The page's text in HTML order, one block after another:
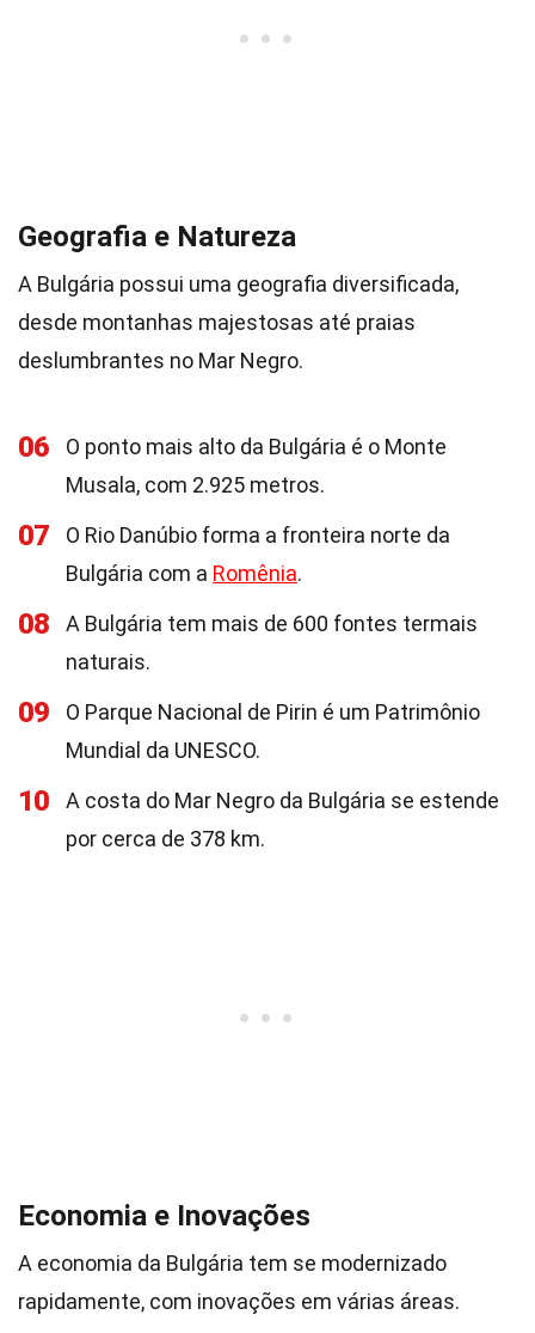
Geografia e Natureza
A Bulgária possui uma geografia diversificada,
desde montanhas majestosas até praias
deslumbrantes no Mar Negro.
06
O ponto mais alto da Bulgária é o Monte
Musala, com 2.925 metros.
07
O Rio Danúbio forma a fronteira norte da
Bulgária com a Romênia.
08
A Bulgária tem mais de 600 fontes termais
naturais.
09
O Parque Nacional de Pirin é um Patrimônio
Mundial da UNESCO.
10
A costa do Mar Negro da Bulgária se estende
por cerca de 378 km.
Economia e Inovações
A economia da Bulgária tem se modernizado
rapidamente, com inovações em várias áreas.